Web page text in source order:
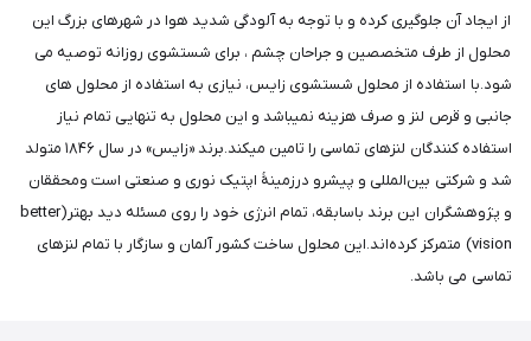
از ایجاد آن جلوگیری کرده و با توجه به آلودگی شدید هوا در شهرهای بزرگ این
محلول از طرف متخصصین و جراحان چشم ، برای شستشوی روزانه توصیه می
شود.با استفاده از محلول شستشوی زایس، نیازی به استفاده از محلول های
جانبی و قرص لنز و صرف هزینه نمیباشد و این محلول به تنهایی تمام نیاز
استفاده کنندگان لنزهای تماسی را تامین میکند.برند «زایس» در سال ۱۸۴۶ متولد
شد و شرکتی بین‌المللی و پیشرو درزمینهٔ اپتیک نوری و صنعتی است ومحققان
و پژوهشگران این برند باسابقه، تمام انرژی خود را روی مسئله دید بهتر(better
vision) متمرکز کرده‌اند.این محلول ساخت کشور آلمان و سازگار با تمام لنزهای
تماسی می باشد.